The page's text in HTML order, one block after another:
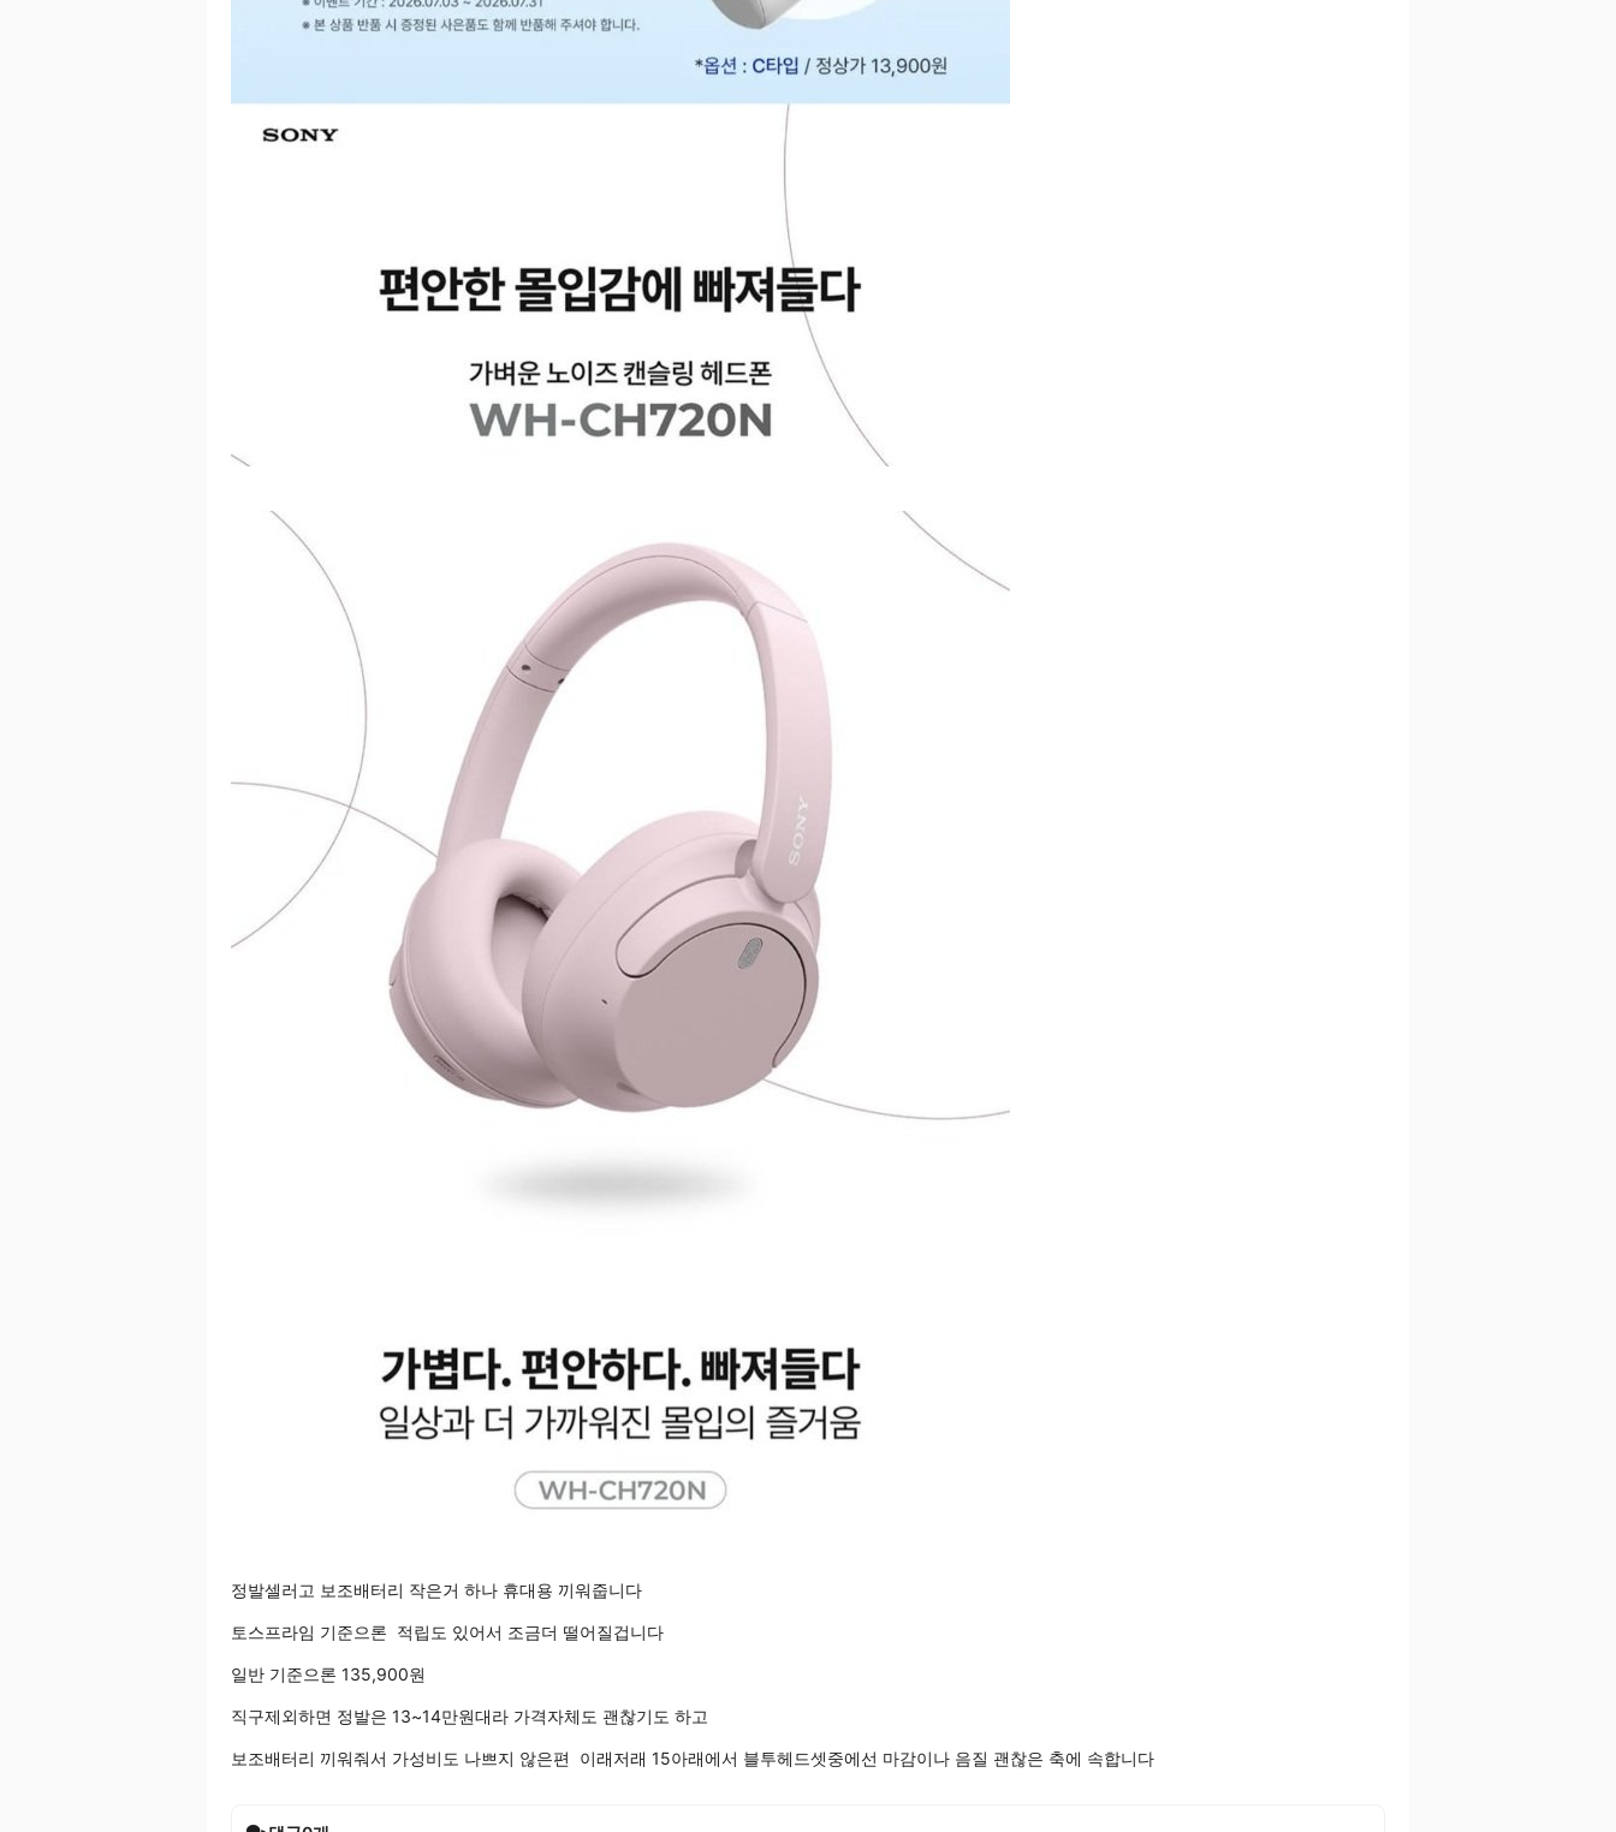
정발셀러고 보조배터리 작은거 하나 휴대용 끼워줍니다
토스프라임 기준으론 적립도 있어서 조금더 떨어질겁니다
일반 기준으론 135,900원
직구제외하면 정발은 13~14만원대라 가격자체도 괜찮기도 하고
보조배터리 끼워줘서 가성비도 나쁘지 않은편 이래저래 15아래에서 블투헤드셋중에선 마감이나 음질 괜찮은 축에 속합니다